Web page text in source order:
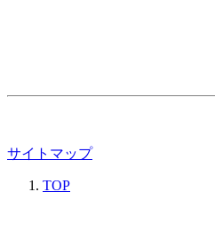
サイトマップ
TOP